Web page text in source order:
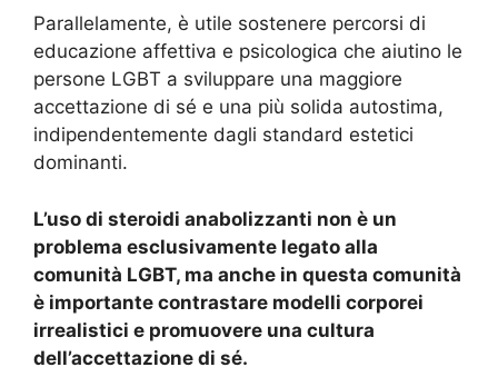
Parallelamente, è utile sostenere percorsi di
educazione affettiva e psicologica che aiutino le
persone LGBT a sviluppare una maggiore
accettazione di sé e una più solida autostima,
indipendentemente dagli standard estetici
dominanti.
L’uso di steroidi anabolizzanti non è un
problema esclusivamente legato alla
comunità LGBT, ma anche in questa comunità
è importante contrastare modelli corporei
irrealistici e promuovere una cultura
dell’accettazione di sé.